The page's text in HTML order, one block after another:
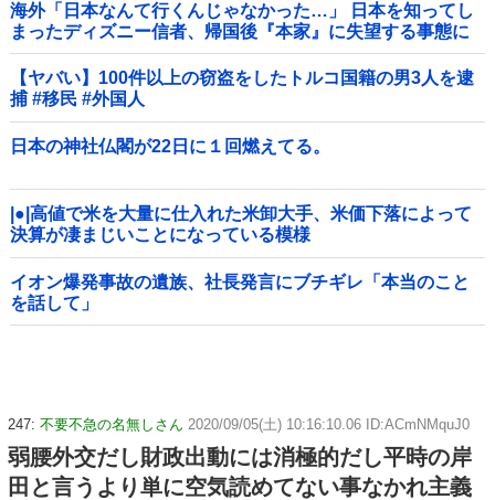
海外「日本なんて行くんじゃなかった…」 日本を知ってし
まったディズニー信者、帰国後『本家』に失望する事態に
【ヤバい】100件以上の窃盗をしたトルコ国籍の男3人を逮
捕 #移民 #外国人
日本の神社仏閣が22日に１回燃えてる。
|●|高値で米を大量に仕入れた米卸大手、米価下落によって
決算が凄まじいことになっている模様
イオン爆発事故の遺族、社長発言にブチギレ「本当のこと
を話して」
247: 不要不急の名無しさん 2020/09/05(土) 10:16:10.06 ID:ACmNMquJ0
弱腰外交だし財政出動には消極的だし平時の岸
田と言うより単に空気読めてない事なかれ主義